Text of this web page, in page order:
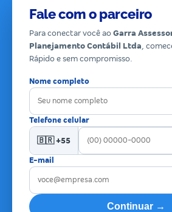
Fale com o parceiro
Para conectar você ao Garra
Planejamento Contábil Ltda,
Rápido e sem compromisso.
Nome completo
Telefone celular
🇧🇷 +55
E-mail
Continuar →